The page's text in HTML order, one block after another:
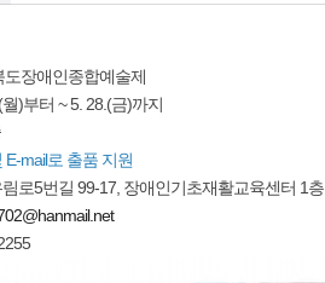
도장애인종합예술제
)부터 ~ 5. 28.(금)까지
E-mail로 출품 지원
5번길 99-17, 장애인기초재활교육센터 1층